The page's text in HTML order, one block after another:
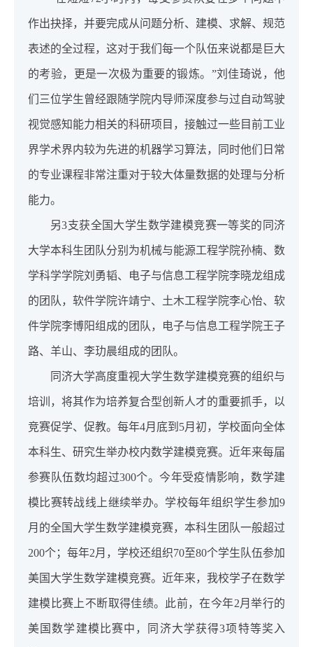
作出抉择，并要完成从问题分析、建模、求解、规范
表述的全过程，这对于我们每一个队伍来说都是巨大
的考验，更是一次极为重要的锻炼。”刘佳琦说，他
们三位学生曾经跟随学院内导师深度参与过自动驾驶
视觉感知能力相关的科研项目，接触过一些目前工业
界学术界内较为先进的机器学习算法，同时他们日常
的专业课程非常注重对于较大体量数据的处理与分析
能力。
另3支获全国大学生数学建模竞赛一等奖的同济
大学本科生团队分别为机械与能源工程学院孙楠、数
学科学学院刘勇韬、电子与信息工程学院李晓龙组成
的团队，软件学院许靖宁、土木工程学院李心怡、软
件学院李博阳组成的团队，电子与信息工程学院王子
路、羊山、李玏晨组成的团队。
同济大学高度重视大学生数学建模竞赛的组织与
培训，将其作为培养复合型创新人才的重要抓手，以
竞赛促学、促教。每年4月底到5月初，学校面向全体
本科生、研究生举办校内数学建模竞赛。近年来每届
参赛队伍数均超过300个。今年受疫情影响，数学建
模比赛转战线上继续举办。学校每年组织学生参加9
月的全国大学生数学建模竞赛，本科生团队一般超过
200个；每年2月，学校还组织70至80个学生队伍参加
美国大学生数学建模竞赛。近年来，我校学子在数学
建模比赛上不断取得佳绩。此前，在今年2月举行的
美国数学建模比赛中，同济大学获得3项特等奖入